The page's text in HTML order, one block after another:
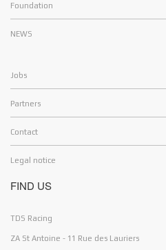
Foundation
NEWS
Jobs
Partners
Contact
Legal notice
FIND US
TDS Racing
ZA St Antoine - 11 Rue des Lauriers
Cookies